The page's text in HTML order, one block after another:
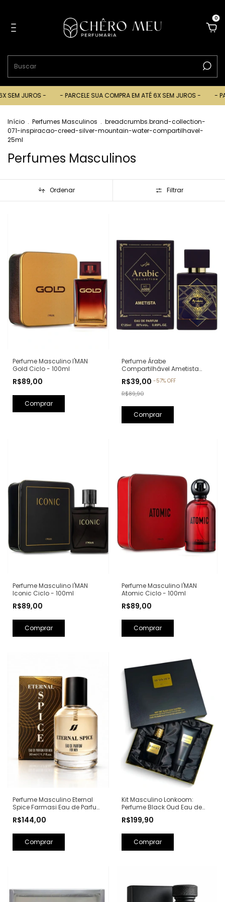
0
JUROS - - PARCELE SUA COMPRA EM ATÉ 6X SEM JUROS - -
Início . Perfumes Masculinos . breadcrumbs.brand-collection-
071-inspiracao-creed-silver-mountain-water-compartilhavel-
25ml
Perfumes Masculinos
Ordenar Filtrar
Perfume Masculino I'MAN
Gold Ciclo - 100ml
R$89,00
Perfume Árabe
Compartilhável Ametista
25ml (Ref. Olfativa: Bade'e Al
Oud Amethyst Lattafa)
R$39,00 -57% OFF
R$89,90
Perfume Masculino I'MAN
Iconic Ciclo - 100ml
R$89,00
Perfume Masculino I'MAN
Atomic Ciclo - 100ml
R$89,00
Perfume Masculino Eternal
Spice Farmasi Eau de Parfum
Carolina Herrera)
R$144,00
Kit Masculino Lonkoom:
Perfume Black Oud Eau de
Barba Perfumada 150ml
R$199,90